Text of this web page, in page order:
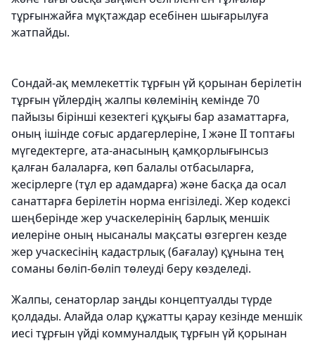
тұрғынжайға мұқтаждар есебінен шығарылуға
жатпайды.
Сондай-ақ мемлекеттік тұрғын үй қорынан берілетін
тұрғын үйлердің жалпы көлемінің кемінде 70
пайызы бірінші кезектегі құқығы бар азаматтарға,
оның ішінде соғыс ардагерлеріне, I және II топтағы
мүгедектерге, ата-анасының қамқорлығынсыз
қалған балаларға, көп балалы отбасыларға,
жесірлерге (тұл ер адамдарға) және басқа да осал
санаттарға берілетін норма енгізіледі. Жер кодексі
шеңберінде жер учаскелерінің барлық меншік
иелеріне оның нысаналы мақсаты өзгерген кезде
жер учаскесінің кадастрлық (бағалау) құнына тең
соманы бөліп-бөліп төлеуді беру көзделеді.
Жалпы, сенаторлар заңды концептуалды түрде
қолдады. Алайда олар құжатты қарау кезінде меншік
иесі тұрғын үйді коммуналдық тұрғын үй қорынан